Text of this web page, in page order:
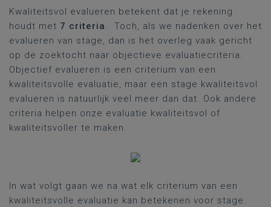
Kwaliteitsvol evalueren betekent dat je rekening
houdt met 7 criteria. Toch, als we nadenken over het
evalueren van stage, dan is het overleg vaak gericht
op de zoektocht naar objectieve evaluatiecriteria.
Objectief evalueren is een criterium van een
kwaliteitsvolle evaluatie, maar een stage kwaliteitsvol
evalueren is natuurlijk veel meer dan dat. Ook andere
criteria helpen onze evaluatie kwaliteitsvol of
kwaliteitsvoller te maken.
In wat volgt gaan we na wat elk criterium van een
kwaliteitsvolle evaluatie kan betekenen voor stage.